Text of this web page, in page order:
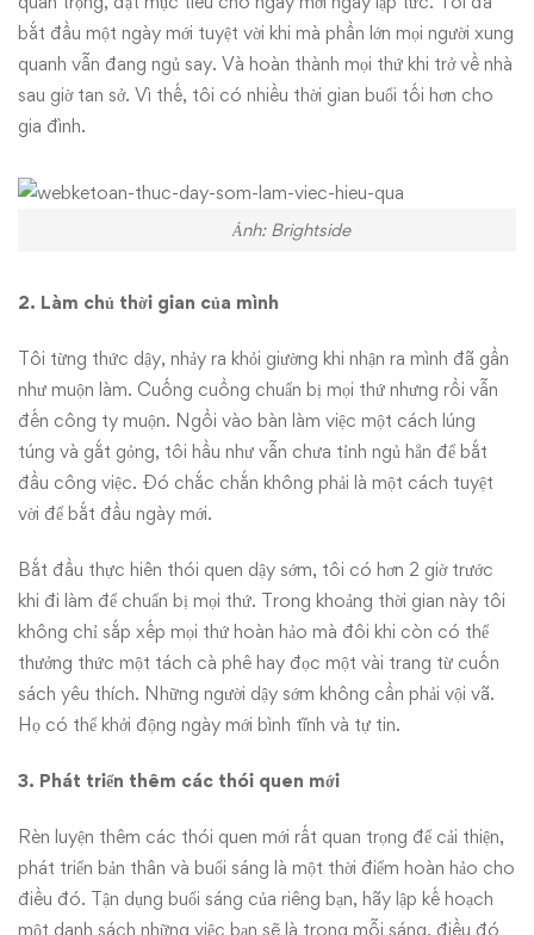
sớm
bắt đầu một ngày mới tuyệt vời khi mà phần lớn mọi người xung
quanh vẫn đang ngủ say. Và hoàn thành mọi thứ khi trở về nhà
sau giờ tan sở. Vì thế, tôi có nhiều thời gian buổi tối hơn cho
gia đình.
Ảnh: Brightside
2. Làm chủ thời gian của mình
Tôi từng thức dậy, nhảy ra khỏi giường khi nhận ra mình đã gần
như muộn làm. Cuống cuồng chuẩn bị mọi thứ nhưng rồi vẫn
đến công ty muộn. Ngồi vào bàn làm việc một cách lúng
túng và gắt gỏng, tôi hầu như vẫn chưa tỉnh ngủ hẳn để bắt
đầu công việc. Đó chắc chắn không phải là một cách tuyệt
vời để bắt đầu ngày mới.
Bắt đầu thực hiên thói quen dậy sớm, tôi có hơn 2 giờ trước
khi đi làm để chuẩn bị mọi thứ. Trong khoảng thời gian này tôi
không chỉ sắp xếp mọi thứ hoàn hảo mà đôi khi còn có thể
thưởng thức một tách cà phê hay đọc một vài trang từ cuốn
sách yêu thích. Những người dậy sớm không cần phải vội vã.
Họ có thể khởi động ngày mới bình tĩnh và tự tin.
3. Phát triển thêm các thói quen mới
Rèn luyện thêm các thói quen mới rất quan trọng để cải thiện,
phát triển bản thân và buổi sáng là một thời điểm hoàn hảo cho
điều đó. Tận dụng buổi sáng của riêng bạn, hãy lập kế hoạch
một danh sách những việc bạn sẽ là trong mỗi sáng, điều đó